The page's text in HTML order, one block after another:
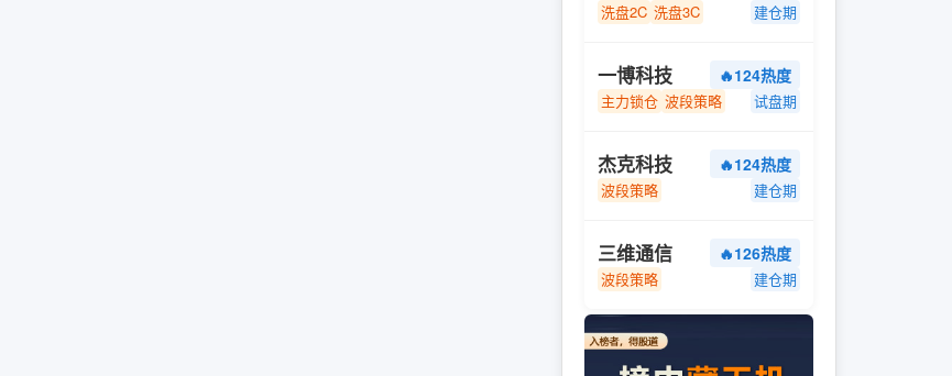
洗盘2C 洗盘3C 建仓期
一博科技 🔥124热度
主力锁仓 波段策略 试盘期
杰克科技 🔥124热度
波段策略 建仓期
三维通信 🔥126热度
波段策略 建仓期